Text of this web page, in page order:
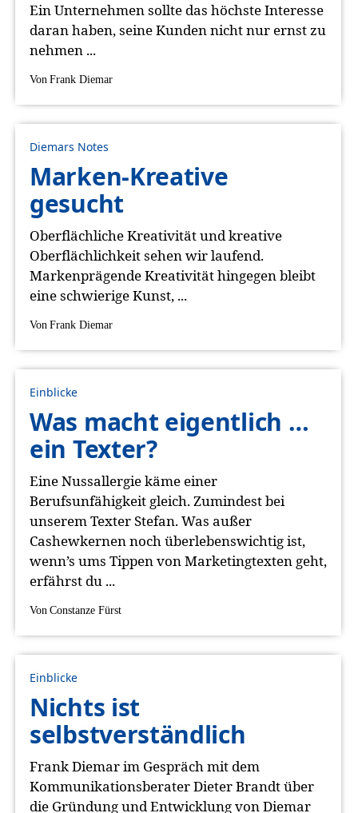
Ein Unternehmen sollte das höchste Interesse
daran haben, seine Kunden nicht nur ernst zu
nehmen ...
Von Frank Diemar
Diemars Notes
Marken-Kreative
gesucht
Oberflächliche Kreativität und kreative
Oberflächlichkeit sehen wir laufend.
Markenprägende Kreativität hingegen bleibt
eine schwierige Kunst, ...
Von Frank Diemar
Einblicke
Was macht eigentlich …
ein Texter?
Eine Nussallergie käme einer
Berufsunfähigkeit gleich. Zumindest bei
unserem Texter Stefan. Was außer
Cashewkernen noch überlebenswichtig ist,
wenn’s ums Tippen von Marketingtexten geht,
erfährst du ...
Von Constanze Fürst
Einblicke
Nichts ist
selbstverständlich
Frank Diemar im Gespräch mit dem
Kommunikationsberater Dieter Brandt über
die Gründung und Entwicklung von Diemar